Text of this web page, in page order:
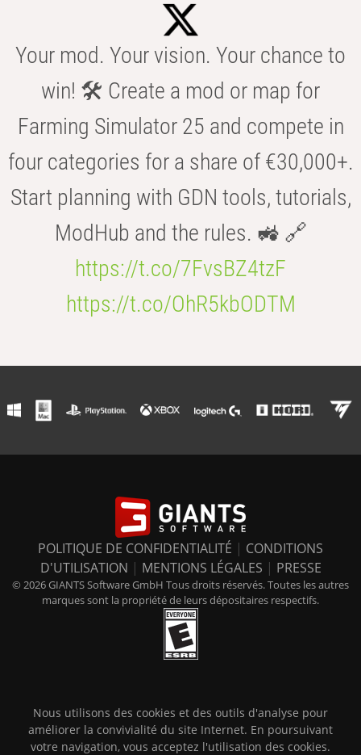
Your mod. Your vision. Your chance to
win! 🛠️ Create a mod or map for
Farming Simulator 25 and compete in
four categories for a share of €30,000+.
Start planning with GDN tools, tutorials,
ModHub and the rules. 🚜 🔗
https://t.co/7FvsBZ4tzF
https://t.co/OhR5kbODTM
POLITIQUE DE CONFIDENTIALITÉ | CONDITIONS
D'UTILISATION | MENTIONS LÉGALES | PRESSE
© 2026 GIANTS Software GmbH Tous droits réservés. Toutes les autres
marques sont la propriété de leurs dépositaires respectifs.
Nous utilisons des cookies et des outils d'analyse pour
améliorer la convivialité du site Internet. En poursuivant
votre navigation, vous acceptez l'utilisation des cookies.